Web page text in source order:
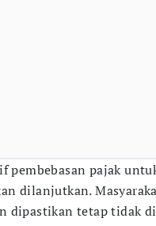
pembebasan pajak
dilanjutkan.
dipastikan tetap tidak